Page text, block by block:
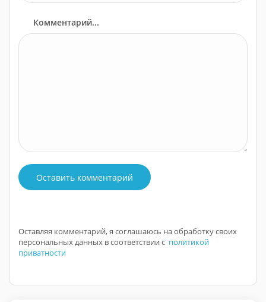
Комментарий...
Оставить комментарий
Оставляя комментарий, я соглашаюсь на обработку своих
персональных данных в соответствии с политикой
приватности